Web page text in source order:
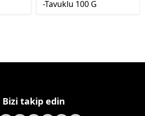
-Tavuklu 100 G
Bizi takip edin